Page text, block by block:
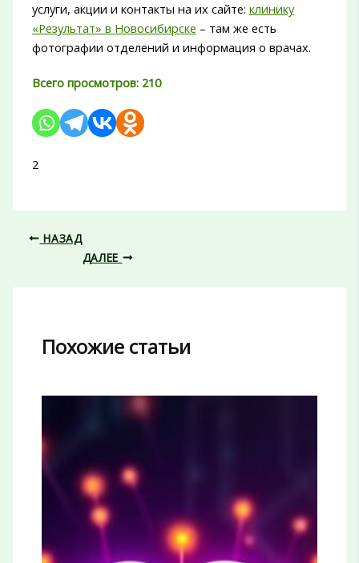
услуги, акции и контакты на их сайте: клинику
«Результат» в Новосибирске – там же есть
фотографии отделений и информация о врачах.
Всего просмотров: 210
2
НАЗАД
ДАЛЕЕ
Похожие статьи